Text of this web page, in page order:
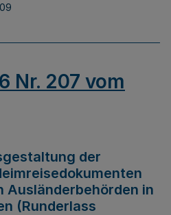
Nr. 207 vom
der
Ausländerbehörden in
(Runderlass